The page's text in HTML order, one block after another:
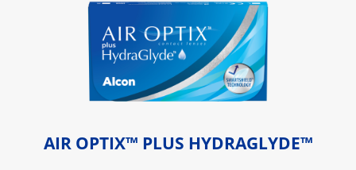
AIR OPTIX™ PLUS HYDRAGLYDE™